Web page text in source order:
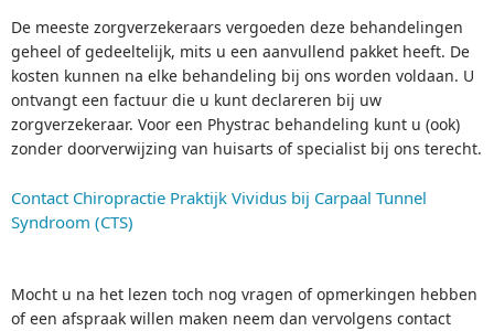
De meeste zorgverzekeraars vergoeden deze behandelingen
geheel of gedeeltelijk, mits u een aanvullend pakket heeft. De
kosten kunnen na elke behandeling bij ons worden voldaan. U
ontvangt een factuur die u kunt declareren bij uw
zorgverzekeraar. Voor een Phystrac behandeling kunt u (ook)
zonder doorverwijzing van huisarts of specialist bij ons terecht.
Contact Chiropractie Praktijk Vividus bij Carpaal Tunnel
Syndroom (CTS)
Mocht u na het lezen toch nog vragen of opmerkingen hebben
of een afspraak willen maken neem dan vervolgens contact